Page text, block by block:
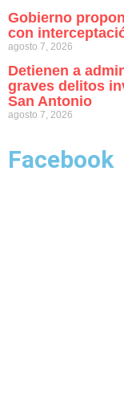
Gobierno
con
agosto 7, 2026
Detienen a
graves delitos
San Antonio
agosto 7, 2026
Facebook